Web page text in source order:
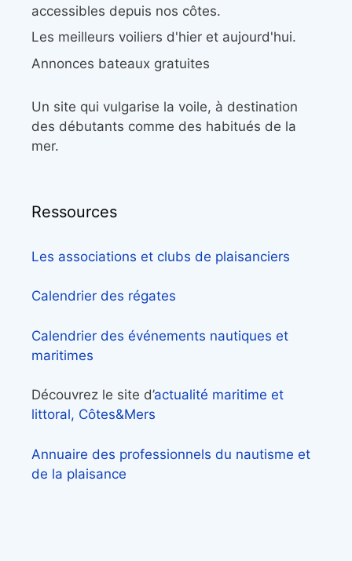
accessibles depuis nos côtes.
Les meilleurs voiliers d'hier et aujourd'hui.
Annonces bateaux gratuites
Un site qui vulgarise la voile, à destination
des débutants comme des habitués de la
mer.
Ressources
Les associations et clubs de plaisanciers
Calendrier des régates
Calendrier des événements nautiques et
maritimes
Découvrez le site d’actualité maritime et
littoral, Côtes&Mers
Annuaire des professionnels du nautisme et
de la plaisance